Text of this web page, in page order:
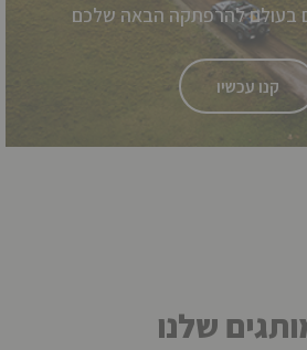
בעולם להרפתקה הבאה שלכם
קנו עכשיו
שלנו